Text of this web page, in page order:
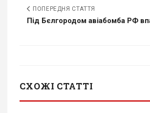
ПОПЕРЕДНЯ СТАТТЯ
Під Бєлгородом авіабомба РФ
СХОЖІ СТАТТІ